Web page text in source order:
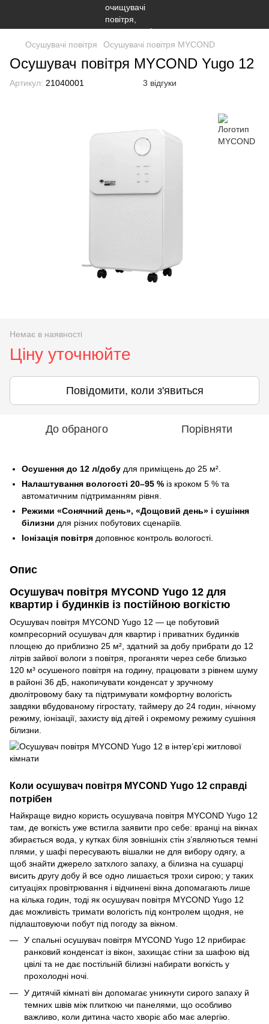
Осушувачі повітря Осушувачі повітря MYCOND
Осушувач повітря MYCOND Yugo 12
Артикул: 21040001 3 відгуки
Немає в наявності
Ціну уточнюйте
Повідомити, коли з'явиться
До обраного Порівняти
Осушення до 12 л/добу для приміщень до 25 м².
Налаштування вологості 20–95 % із кроком 5 % та
автоматичним підтриманням рівня.
Режими «Сонячний день», «Дощовий день» і сушіння
білизни для різних побутових сценаріїв.
Іонізація повітря доповнює контроль вологості.
Опис
Осушувач повітря MYCOND Yugo 12 для
квартир і будинків із постійною вогкістю
Осушувач повітря MYCOND Yugo 12 — це побутовий
компресорний осушувач для квартир і приватних будинків
площею до приблизно 25 м², здатний за добу прибрати до 12
літрів зайвої вологи з повітря, проганяти через себе близько
120 м³ осушеного повітря на годину, працювати з рівнем шуму
в районі 36 дБ, накопичувати конденсат у зручному
дволітровому баку та підтримувати комфортну вологість
завдяки вбудованому гігростату, таймеру до 24 годин, нічному
режиму, іонізації, захисту від дітей і окремому режиму сушіння
білизни.
Коли осушувач повітря MYCOND Yugo 12 справді
потрібен
Найкраще видно користь осушувача повітря MYCOND Yugo 12
там, де вогкість уже встигла заявити про себе: вранці на вікнах
збирається вода, у кутках біля зовнішніх стін з’являються темні
плями, у шафі пересувають вішалки не для вибору одягу, а
щоб знайти джерело затхлого запаху, а білизна на сушарці
висить другу добу й все одно лишається трохи сирою; у таких
ситуаціях провітрювання і відчинені вікна допомагають лише
на кілька годин, тоді як осушувач повітря MYCOND Yugo 12
дає можливість тримати вологість під контролем щодня, не
підлаштовуючи побут під погоду за вікном.
У спальні осушувач повітря MYCOND Yugo 12 прибирає
ранковий конденсат із вікон, захищає стіни за шафою від
цвілі та не дає постільній білизні набирати вогкість у
прохолодні ночі.
У дитячій кімнаті він допомагає уникнути сирого запаху й
темних швів між плиткою чи панелями, що особливо
важливо, коли дитина часто хворіє або має алергію.